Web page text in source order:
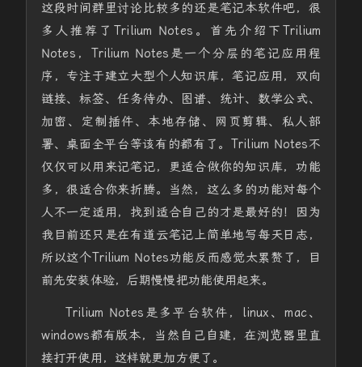
这段时间群里讨论比较多的还是笔记本软件吧，很
多人推荐了Trilium Notes。首先介绍下Trilium
Notes，Trilium Notes是一个分层的笔记应用程
序，专注于建立大型个人知识库，笔记应用，双向
链接、标签、任务待办、图谱、统计、数学公式、
加密、定制插件、本地存储、网页剪辑、私人部
署、桌面全平台等该有的都有了。Trilium Notes不
仅仅可以用来记笔记，更适合做你的知识库，功能
多，很适合你来折腾。当然，这么多的功能对每个
人不一定适用，找到适合自己的才是最好的！因为
我目前还只是在有道云笔记上简单地写每天日志，
所以这个Trilium Notes功能反而感觉太累赘了，目
前先安装体验，后期慢慢把功能使用起来。
Trilium Notes是多平台软件，linux、mac、
windows都有版本，当然自己自建，在浏览器里直
接打开使用，这样就更加方便了。